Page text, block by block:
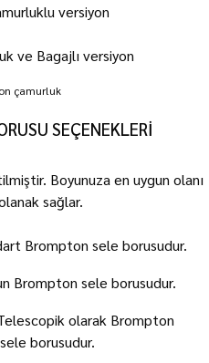
versiyon
ve Bagajlı versiyon
SEÇENEKLERİ
Boyunuza en uygun olanı
sağlar.
Brompton sele borusudur.
Brompton sele borusudur.
olarak Brompton
borusudur.